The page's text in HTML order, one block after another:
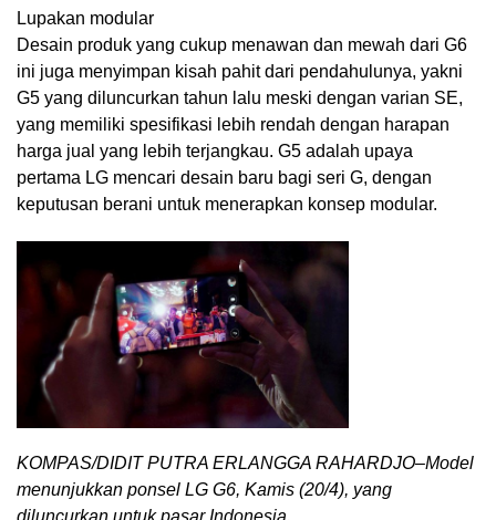
Lupakan modular
Desain produk yang cukup menawan dan mewah dari G6
ini juga menyimpan kisah pahit dari pendahulunya, yakni
G5 yang diluncurkan tahun lalu meski dengan varian SE,
yang memiliki spesifikasi lebih rendah dengan harapan
harga jual yang lebih terjangkau. G5 adalah upaya
pertama LG mencari desain baru bagi seri G, dengan
keputusan berani untuk menerapkan konsep modular.
KOMPAS/DIDIT PUTRA ERLANGGA RAHARDJO–Model
menunjukkan ponsel LG G6, Kamis (20/4), yang